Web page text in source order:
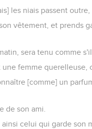
les niais passent
vêtement, et prends
sera tenu comme
femme querelleuse,
[comme] un
de son ami.
celui qui garde son